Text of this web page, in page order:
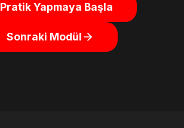
Pratik Yapmaya Başla
Sonraki Modül